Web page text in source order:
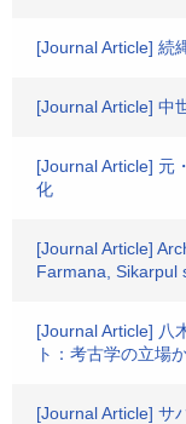
[Journal Article] 続
[Journal Article] 中
[Journal Article] 元
化
[Journal Article]
Farmana, Sikarpul
[Journal Article] 八
ト：考古学の立場
[Journal Article] サ